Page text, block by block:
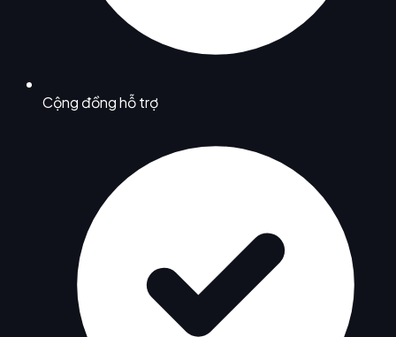
Cộng đồng hỗ trợ